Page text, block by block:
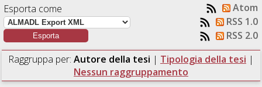
Esporta come
Atom
RSS 1.0
RSS 2.0
Raggruppa per: Autore della tesi | Tipologia della tesi |
Nessun raggruppamento